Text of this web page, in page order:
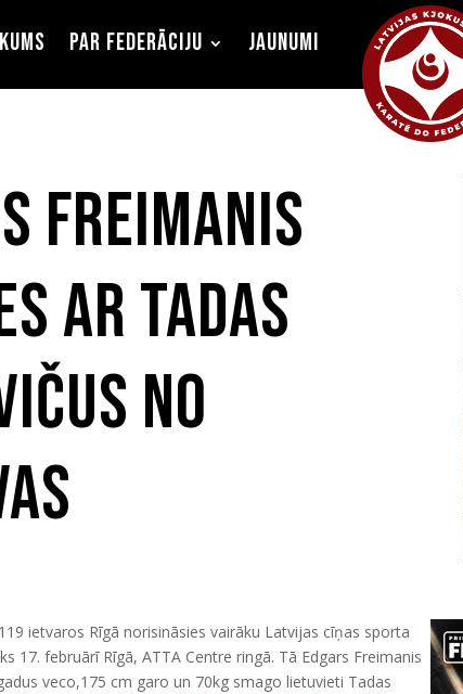
Par federāciju Jaunumi
Freimanis
ar Tadas
no
ietvaros Rīgā norisināsies vairāku Latvijas cīņas sporta
17. februārī Rīgā, ATTA Centre ringā. Tā Edgars Freimanis
veco,175 cm garo un 70kg smago lietuvieti Tadas